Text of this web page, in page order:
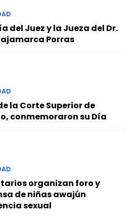
del Juez y la Jueza del Dr.
Porras
la Corte Superior de
conmemoraron su Día
organizan foro y
de niñas awajún
sexual